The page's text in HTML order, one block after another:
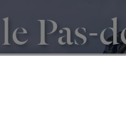
Pas-
attention toute
à la fois d’un cadre
Chambre